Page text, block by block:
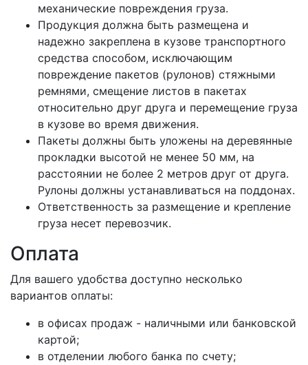
механические повреждения груза.
Продукция должна быть размещена и
надежно закреплена в кузове транспортного
средства способом, исключающим
повреждение пакетов (рулонов) стяжными
ремнями, смещение листов в пакетах
относительно друг друга и перемещение груза
в кузове во время движения.
Пакеты должны быть уложены на деревянные
прокладки высотой не менее 50 мм, на
расстоянии не более 2 метров друг от друга.
Рулоны должны устанавливаться на поддонах.
Ответственность за размещение и крепление
груза несет перевозчик.
Оплата
Для вашего удобства доступно несколько
вариантов оплаты:
в офисах продаж - наличными или банковской
картой;
в отделении любого банка по счету;